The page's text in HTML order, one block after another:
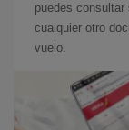
puedes
cualquier otro
vuelo.